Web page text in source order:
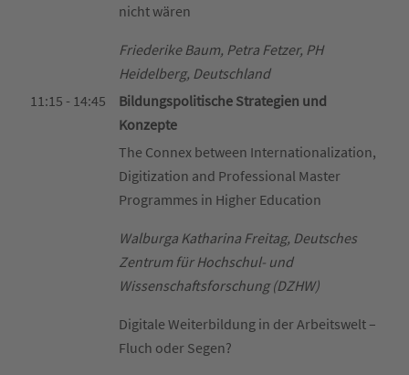
nicht wären
Friederike Baum, Petra Fetzer, PH
Heidelberg, Deutschland
11:15 - 14:45
Bildungspolitische Strategien und
Konzepte
The Connex between Internationalization,
Digitization and Professional Master
Programmes in Higher Education
Walburga Katharina Freitag, Deutsches
Zentrum für Hochschul- und
Wissenschaftsforschung (DZHW)
Digitale Weiterbildung in der Arbeitswelt –
Fluch oder Segen?